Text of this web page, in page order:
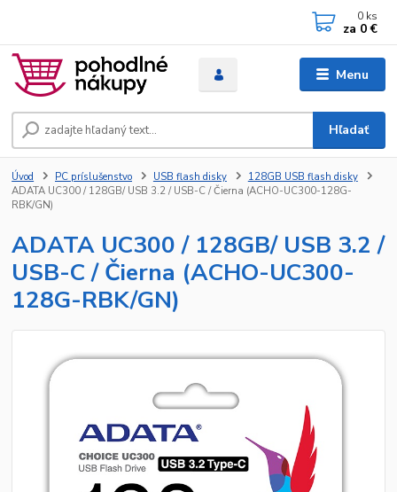
Menu
Hľadať
0 ks
za 0 €
Úvod PC príslušenstvo USB flash disky
128GB USB flash disky
ADATA UC300 / 128GB/ USB 3.2 / USB-C / Čierna (ACHO-UC300-128G-
RBK/GN)
ADATA UC300 / 128GB/ USB 3.2 /
USB-C / Čierna (ACHO-UC300-
128G-RBK/GN)